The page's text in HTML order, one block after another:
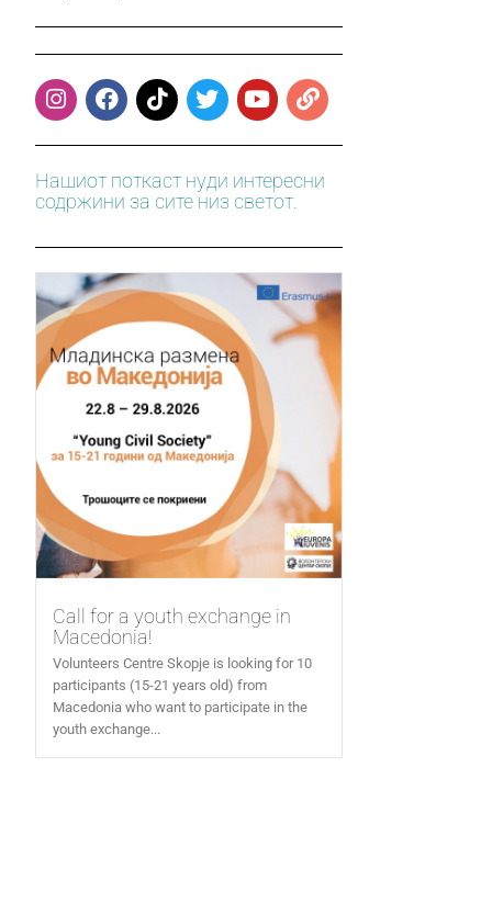
Нашиот поткаст нуди интересни
содржини за сите низ светот.
Call for a youth exchange in
Macedonia!
Volunteers Centre Skopje is looking for 10
participants (15-21 years old) from
Macedonia who want to participate in the
youth exchange...